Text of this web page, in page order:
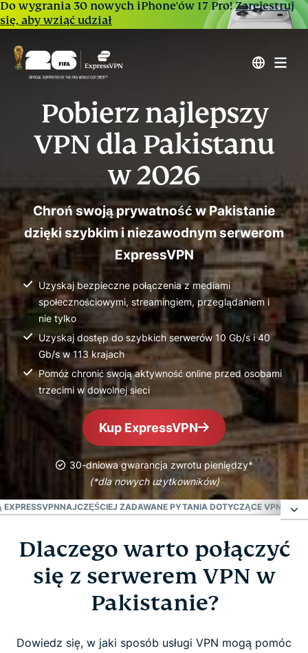
Do wygrania 30 nowych iPhone'ów 17 Pro!Zarejestruj
się, aby wziąć udział
Pobierz najlepszy
VPN dla Pakistanu
w 2026
Chroń swoją prywatność w Pakistanie
dzięki szybkim i niezawodnym serwerom
ExpressVPN
Uzyskaj bezpieczne połączenia z mediami
społecznościowymi, streamingiem, przeglądaniem i
nie tylko
Uzyskaj dostęp do szybkich serwerów 10 Gb/s i 40
Gb/s w 113 krajach
Pomóż chronić swoją aktywność online przed osobami
trzecimi w dowolnej sieci
Kup ExpressVPN
30-dniowa gwarancja zwrotu pieniędzy*
(*dla nowych użytkowników)
NAJCZĘŚCIEJ ZADAWANE PYTANIA DOTYCZĄCE VPN W
Dlaczego warto połączyć się z serwerem VPN w
Pakistanie?
Jak zdobyć VPN dla Pakistanu w 3 prostych
Dlaczego warto połączyć
się z serwerem VPN w
Pakistanie?
Dowiedz się, w jaki sposób usługi VPN mogą pomóc